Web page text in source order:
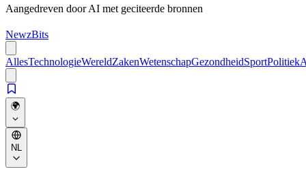
Aangedreven door AI met geciteerde bronnen
NewzBits
AllesTechnologieWereldZakenWetenschapGezondheidSportPolitiek
🌍
NL